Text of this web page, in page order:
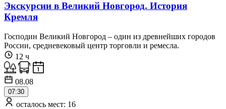
Экскурсии в Великий Новгород. История
Кремля
Господин Великий Новгород – один из древнейших городов
России, средневековый центр торговли и ремесла.
12 ч
08.08
07:30
осталось мест: 16